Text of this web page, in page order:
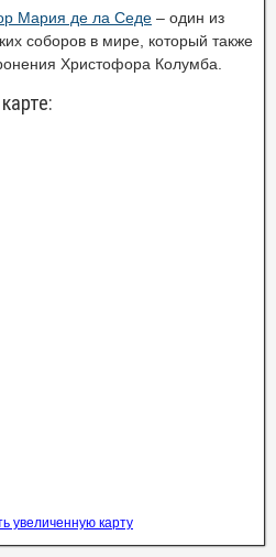
Мария де ла Седе – один из
соборов в мире, который также
Христофора Колумба.
увеличенную карту